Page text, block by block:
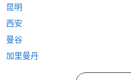
昆明
西安
曼谷
加里曼丹